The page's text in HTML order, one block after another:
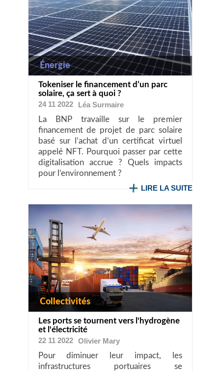
Énergie
Tokeniser le financement d’un parc
solaire, ça sert à quoi ?
24 11 2022
Léa Surmaire
La BNP travaille sur le premier
financement de projet de parc solaire
basé sur l’achat d’un certificat virtuel
appelé NFT. Pourquoi passer par cette
digitalisation accrue ? Quels impacts
pour l’environnement ?
LIRE LA SUITE
Collectivités
Les ports se tournent vers l'hydrogène
et l'électricité
22 11 2022
Olivier Mary
Pour diminuer leur impact, les
infrastructures portuaires se